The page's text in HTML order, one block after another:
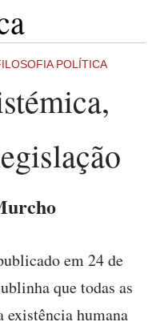
POLÍTICA
em 24 de
que todas as
existência humana